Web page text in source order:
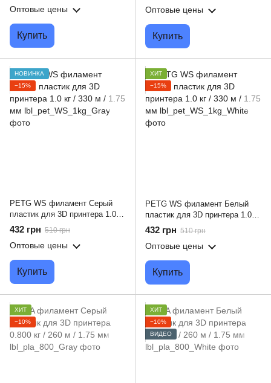
Оптовые цены
Купить
Оптовые цены
Купить
НОВИНКА
−15%
PETG WS филамент Серый
пластик для 3D принтера 1.0 кг
/ 330 м / 1.75 мм
432 грн 510 грн
Оптовые цены
Купить
ХИТ
−15%
PETG WS филамент Белый
пластик для 3D принтера 1.0 кг
/ 330 м / 1.75 мм
432 грн 510 грн
Оптовые цены
Купить
ХИТ
−10%
ХИТ
−10%
ВИДЕО